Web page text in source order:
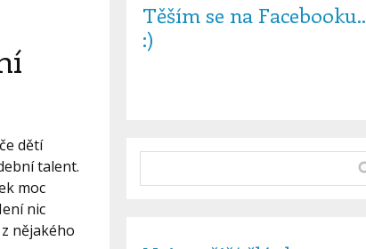
dětí
talent.
moc
nic
nějakého
Těším se na Facebooku..
:)